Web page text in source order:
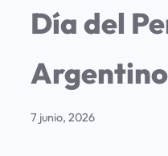
Día del
7 junio, 2026